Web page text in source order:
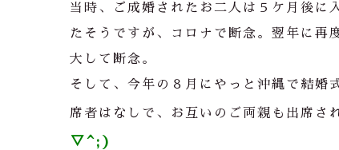
当時、ご成婚されたお二人は５ケ月後に
たそうですが、コロナで断念。翌年に再
大して断念。
そして、今年の８月にやっと沖縄で結婚
席者はなしで、お互いのご両親も出席さ
▽^;)